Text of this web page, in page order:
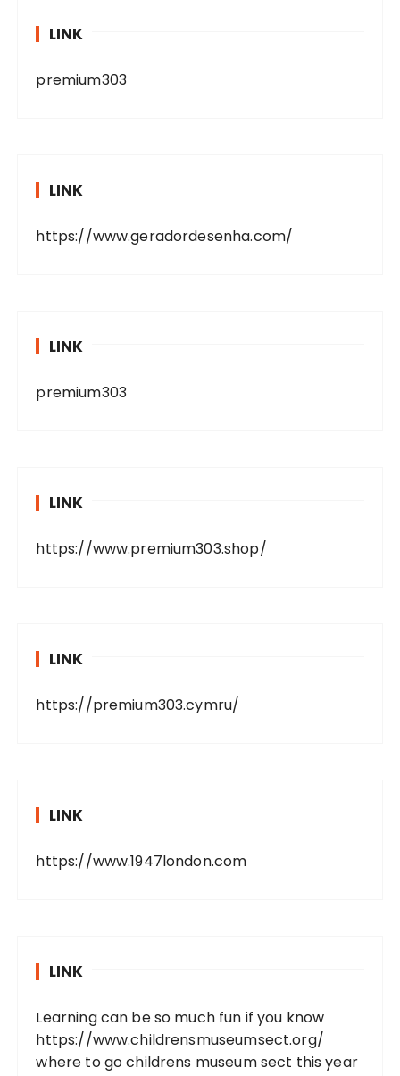
LINK
premium303
LINK
https://www.geradordesenha.com/
LINK
premium303
LINK
https://www.premium303.shop/
LINK
https://premium303.cymru/
LINK
https://www.1947london.com
LINK
Learning can be so much fun if you know
https://www.childrensmuseumsect.org/
where to go childrens museum sect this year